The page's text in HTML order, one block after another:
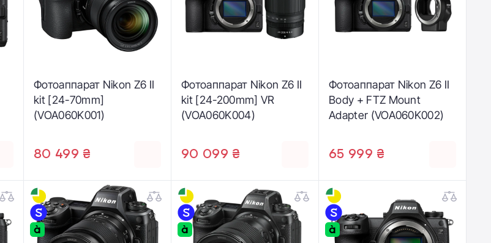
Фотоаппарат Nikon Z6 II
kit [24-70mm]
(VOA060K001)
80 499 ₴
Фотоаппарат Nikon Z6 II
kit [24-200mm] VR
(VOA060K004)
90 099 ₴
Фотоаппарат Nikon Z6 II
Body + FTZ Mount
Adapter (VOA060K002)
65 999 ₴